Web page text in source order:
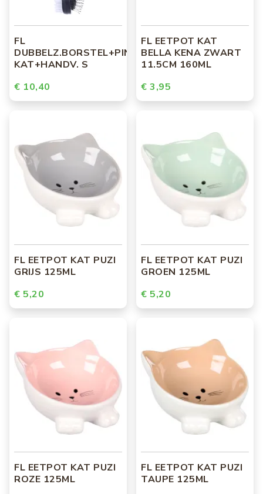
FL
DUBBELZ.BORSTEL+PINNEN
KAT+HANDV. S
€ 10,40
FL EETPOT KAT
BELLA KENA ZWART
11.5CM 160ML
€ 3,95
FL EETPOT KAT PUZI
GRIJS 125ML
€ 5,20
FL EETPOT KAT PUZI
GROEN 125ML
€ 5,20
FL EETPOT KAT PUZI
ROZE 125ML
FL EETPOT KAT PUZI
TAUPE 125ML